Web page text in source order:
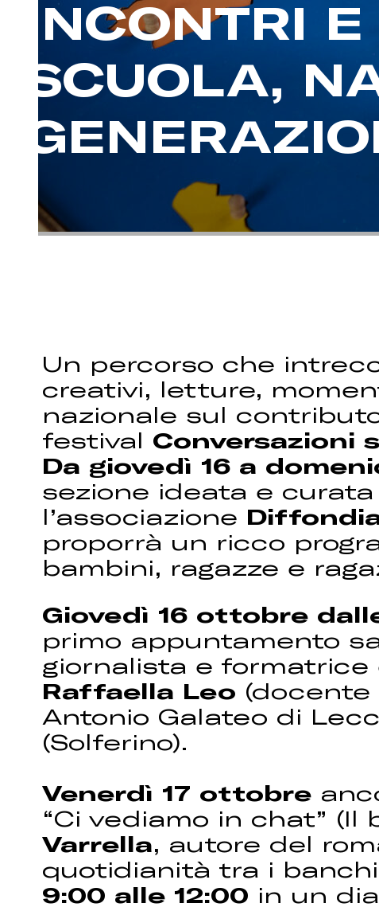
INCONTRI
SCUOLA,
Un percorso che
creativi, letture,
nazionale sul
festival Conversazioni
Da giovedì 16 a
sezione ideata e curata
l’associazione
proporrà un ricco
bambini, ragazze e
Giovedì 16 ottobre
primo appuntamento
giornalista e formatrice
Raffaella Leo (docente
Antonio Galateo di
(Solferino).
Venerdì 17 ottobre
“Ci vediamo in chat” (Il
Varrella, autore del
quotidianità tra i
9:00 alle 12:00 in un